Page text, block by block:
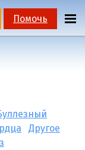
Помочь
Другое